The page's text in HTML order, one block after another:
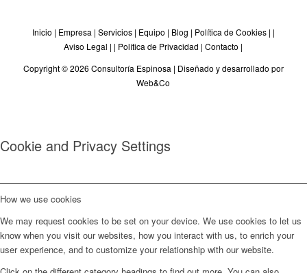
Inicio | Empresa| Servicios| Equipo | Blog | Política de Cookies| |
Aviso Legal | | Política de Privacidad |Contacto |
Copyright © 2026 Consultoría Espinosa | Diseñado y desarrollado por
Web&Co
Cookie and Privacy Settings
How we use cookies
We may request cookies to be set on your device. We use cookies to let us
know when you visit our websites, how you interact with us, to enrich your
user experience, and to customize your relationship with our website.